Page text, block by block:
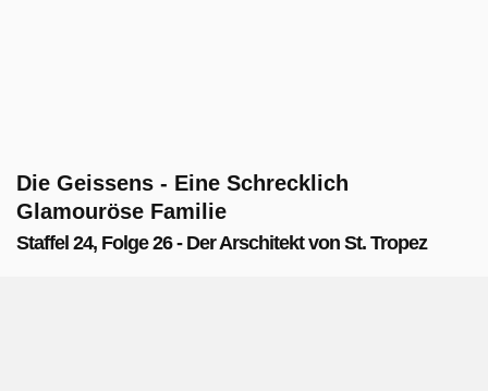
Die Geissens - Eine Schrecklich
Glamouröse Familie
Staffel 24, Folge 26 - Der Arschitekt von St. Tropez